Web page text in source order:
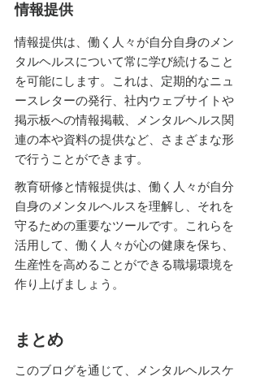
情報提供
情報提供は、働く人々が自分自身のメン
タルヘルスについて常に学び続けること
を可能にします。これは、定期的なニュ
ースレターの発行、社内ウェブサイトや
掲示板への情報掲載、メンタルヘルス関
連の本や資料の提供など、さまざまな形
で行うことができます。
教育研修と情報提供は、働く人々が自分
自身のメンタルヘルスを理解し、それを
守るための重要なツールです。これらを
活用して、働く人々が心の健康を保ち、
生産性を高めることができる職場環境を
作り上げましょう。
まとめ
このブログを通じて、メンタルヘルスケ